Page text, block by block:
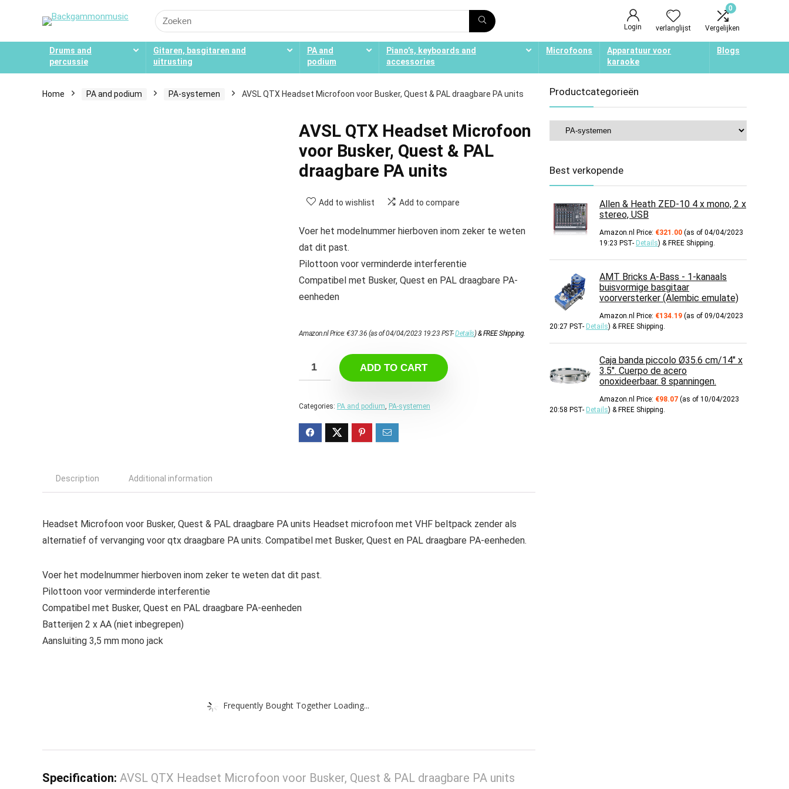
Search
for:
Login verlanglijst
0
Vergelijken
Drums and
percussie
Gitaren, basgitaren and
uitrusting
PA and
podium
Piano’s, keyboards and
accessories
Microfoons
Apparatuur voor
karaoke
Blogs
Home PA and podium PA-systemen AVSL QTX Headset Microfoon voor Busker, Quest & PAL draagbare PA units
AVSL QTX Headset Microfoon
voor Busker, Quest & PAL
draagbare PA units
Add to wishlist Add to compare
Voer het modelnummer hierboven inom zeker te weten
dat dit past.
Pilottoon voor verminderde interferentie
Compatibel met Busker, Quest en PAL draagbare PA-
eenheden
Amazon.nl Price:€37.36 (as of 04/04/2023 19:23 PST-Details)&FREE Shipping.
ADD TO CART
Categories: PA and podium, PA-systemen
Description Additional information
Headset Microfoon voor Busker, Quest & PAL draagbare PA units Headset microfoon met VHF beltpack zender als
alternatief of vervanging voor qtx draagbare PA units. Compatibel met Busker, Quest en PAL draagbare PA-eenheden.
Voer het modelnummer hierboven inom zeker te weten dat dit past.
Pilottoon voor verminderde interferentie
Compatibel met Busker, Quest en PAL draagbare PA-eenheden
Batterijen 2 x AA (niet inbegrepen)
Aansluiting 3,5 mm mono jack
Frequently Bought Together Loading...
Specification: AVSL QTX Headset Microfoon voor Busker, Quest & PAL draagbare PA units
Productcategorieën
Best verkopende
Allen & Heath ZED-10 4 x mono, 2 x
stereo, USB
Amazon.nl Price: €321.00 (as of 04/04/2023
19:23 PST- Details) & FREE Shipping.
AMT Bricks A-Bass - 1-kanaals
buisvormige basgitaar
voorversterker (Alembic emulate)
Amazon.nl Price: €134.19 (as of 09/04/2023
20:27 PST- Details) & FREE Shipping.
Caja banda piccolo Ø35.6 cm/14" x
3.5". Cuerpo de acero
onoxideerbaar. 8 spanningen.
Amazon.nl Price: €98.07 (as of 10/04/2023
20:58 PST- Details) & FREE Shipping.